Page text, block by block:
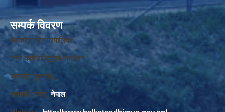
सम्पर्क विवरण
बेलकोटगढी नगरपालिका ,
नगर कार्यपालिकाको कार्यालय,
बाघखोर नुवाकोट,
बागमती प्रदेश, नेपाल